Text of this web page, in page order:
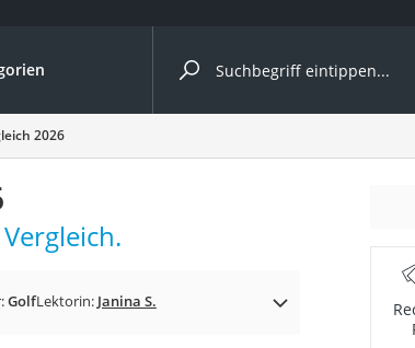
Vergleiche nach Kategorie
cm
2026
GolfLektorin: Janina S.